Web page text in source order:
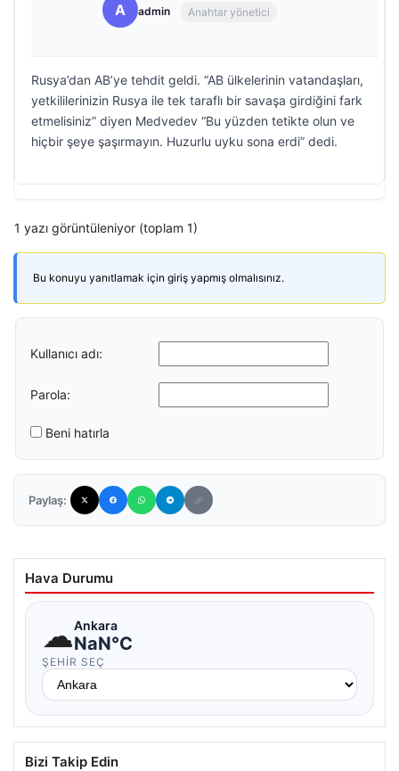
A admin Anahtar yönetici
Rusya’dan AB’ye tehdit geldi. “AB ülkelerinin vatandaşları,
yetkililerinizin Rusya ile tek taraflı bir savaşa girdiğini fark
etmelisiniz” diyen Medvedev “Bu yüzden tetikte olun ve
hiçbir şeye şaşırmayın. Huzurlu uyku sona erdi” dedi.
1 yazı görüntüleniyor (toplam 1)
Bu konuyu yanıtlamak için giriş yapmış olmalısınız.
Kullanıcı adı:
Parola:
Beni hatırla
Paylaş:
Hava Durumu
☁Ankara
NaN°C
ŞEHIR SEÇ
Bizi Takip Edin